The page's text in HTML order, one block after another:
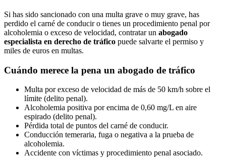
Si has sido sancionado con una multa grave o muy grave, has
perdido el carné de conducir o tienes un procedimiento penal por
alcoholemia o exceso de velocidad, contratar un abogado
especialista en derecho de tráfico puede salvarte el permiso y
miles de euros en multas.
Cuándo merece la pena un abogado de tráfico
Multa por exceso de velocidad de más de 50 km/h sobre el
límite (delito penal).
Alcoholemia positiva por encima de 0,60 mg/L en aire
espirado (delito penal).
Pérdida total de puntos del carné de conducir.
Conducción temeraria, fuga o negativa a la prueba de
alcoholemia.
Accidente con víctimas y procedimiento penal asociado.